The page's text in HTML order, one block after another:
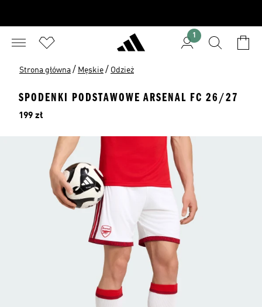
1
Strona główna / Męskie / Odzież
SPODENKI PODSTAWOWE ARSENAL FC 26/27
Cena
199 zł